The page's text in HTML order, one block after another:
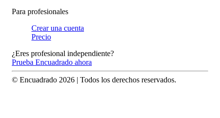
Para profesionales
Crear una cuenta
Precio
¿Eres profesional independiente?
Prueba Encuadrado ahora
© Encuadrado 2026 | Todos los derechos reservados.